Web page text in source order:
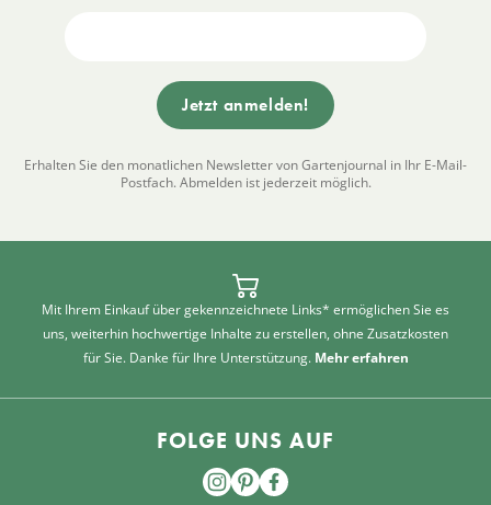
Erhalten Sie den monatlichen Newsletter von Gartenjournal in Ihr E-Mail-
Postfach. Abmelden ist jederzeit möglich.
Mit Ihrem Einkauf über gekennzeichnete Links* ermöglichen Sie es
uns, weiterhin hochwertige Inhalte zu erstellen, ohne Zusatzkosten
für Sie. Danke für Ihre Unterstützung. Mehr erfahren
FOLGE UNS AUF